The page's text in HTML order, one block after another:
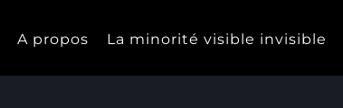
A propos La minorité visible invisible